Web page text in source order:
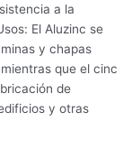
a la
El Aluzinc se
y chapas
que el cinc
de
y otras